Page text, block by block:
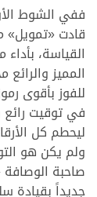
ففي الشوط
قادت «تمويل»
القياسة،
المميز
للفوز بأقوى
ليحطم كل
ولم يكن هو
صاحبة